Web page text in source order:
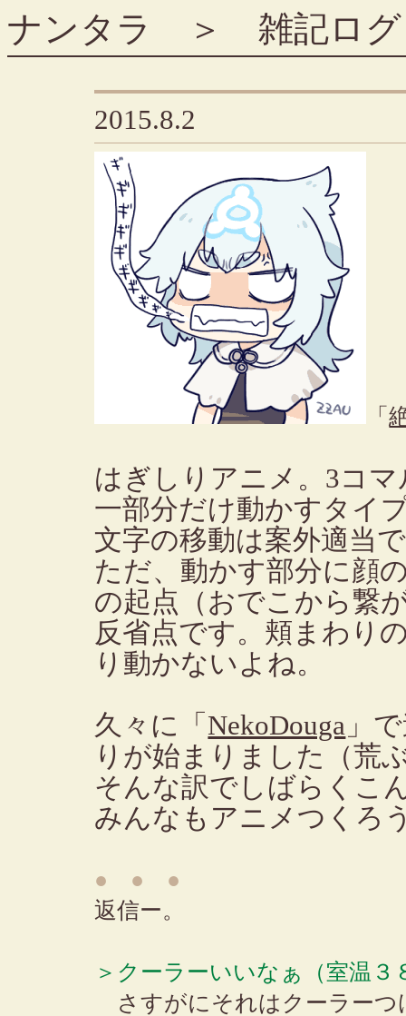
ナンタラ ＞ 雑記ログ
2015.8.2
「
はぎしりアニメ。3コ
一部分だけ動かすタイ
文字の移動は案外適当
ただ、動かす部分に顔
の起点（おでこから繋
反省点です。頬まわり
り動かないよね。
久々に「 NekoDouga 」
りが始まりました（荒
そんな訳でしばらくこ
みんなもアニメつくろ
● ● ●
返信ー。
＞クーラーいいなぁ（室温
さすがにそれはクーラー